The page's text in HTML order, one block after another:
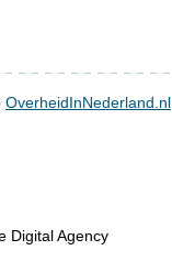
OverheidInNederland.nl
Digital Agency